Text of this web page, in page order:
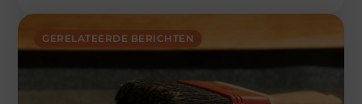
GERELATEERDE BERICHTEN